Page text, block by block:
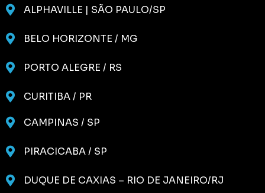
ALPHAVILLE | SÃO PAULO/SP
BELO HORIZONTE / MG
PORTO ALEGRE / RS
CURITIBA / PR
CAMPINAS / SP
PIRACICABA / SP
DUQUE DE CAXIAS – RIO DE JANEIRO/RJ